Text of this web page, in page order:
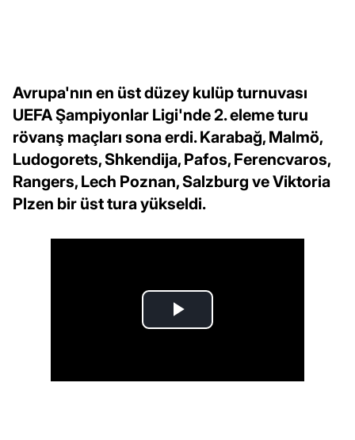
Avrupa'nın en üst düzey kulüp turnuvası
UEFA Şampiyonlar Ligi'nde 2. eleme turu
rövanş maçları sona erdi. Karabağ, Malmö,
Ludogorets, Shkendija, Pafos, Ferencvaros,
Rangers, Lech Poznan, Salzburg ve Viktoria
Plzen bir üst tura yükseldi.